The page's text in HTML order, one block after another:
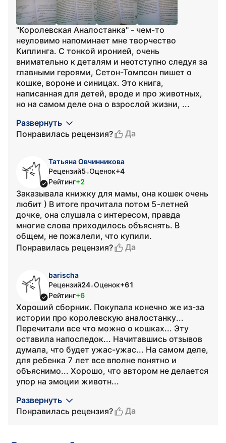
"Королевская Аналостанка" - чем-то
неуловимо напоминает мне творчество
Киплинга. С тонкой иронией, очень
внимательно к деталям и неотступно следуя за
главными героями, Сетон-Томпсон пишет о
кошке, вороне и синицах. Это книга,
написанная для детей, вроде и про животных,
но на самом деле она о взрослой жизни, ...
Развернуть
Понравилась рецензия?
Да
Татьяна Овчинникова
Рецензий5•Оценок+4
Рейтинг+2
Заказывала книжку для мамы, она кошек очень
любит ) В итоге прочитала потом 5-летней
дочке, она слушала с интересом, правда
многие слова приходилось объяснять. В
общем, не пожалели, что купили.
Понравилась рецензия?
Да
barischa
Рецензий24•Оценок+61
Рейтинг+6
Хороший сборник. Покупала конечно же из-за
истории про королевскую аналостанку...
Перечитали все что можно о кошках... Эту
оставила напоследок... Начитавшись отзывов
думала, что будет ужас-ужас... На самом деле,
для ребенка 7 лет все вполне понятно и
объяснимо... Хорошо, что автором не делается
упор на эмоции животн...
Развернуть
Понравилась рецензия?
Да